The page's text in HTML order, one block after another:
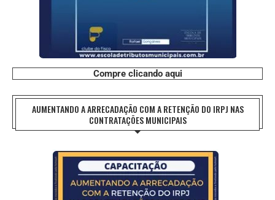
Compre clicando aqui
AUMENTANDO A ARRECADAÇÃO COM A RETENÇÃO DO IRPJ NAS
CONTRATAÇÕES MUNICIPAIS